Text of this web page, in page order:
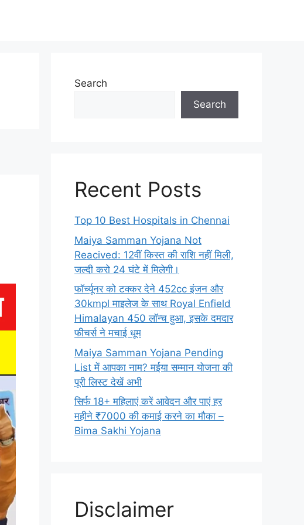
Search
Search
Recent Posts
Top 10 Best Hospitals in Chennai
Maiya Samman Yojana Not
Reacived: 12वीं किस्त की राशि नहीं मिली,
जल्दी करो 24 घंटे में मिलेगी।
फॉर्च्यूनर को टक्कर देने 452cc इंजन और
30kmpl माइलेज के साथ Royal Enfield
Himalayan 450 लॉन्च हुआ, इसके दमदार
फीचर्स ने मचाई धूम
Maiya Samman Yojana Pending
List में आपका नाम? मईया सम्मान योजना की
पूरी लिस्ट देखें अभी
सिर्फ 18+ महिलाएं करें आवेदन और पाएं हर
महीने ₹7000 की कमाई करने का मौका –
Bima Sakhi Yojana
Disclaimer